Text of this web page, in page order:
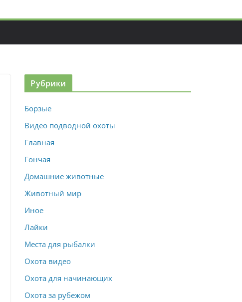
Рубрики
Борзые
Видео подводной охоты
Главная
Гончая
Домашние животные
Животный мир
Иное
Лайки
Места для рыбалки
Охота видео
Охота для начинающих
Охота за рубежом